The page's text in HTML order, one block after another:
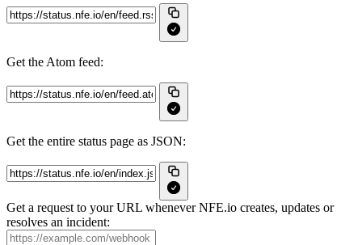
Get the Atom feed:
Get the entire status page as JSON:
Get a request to your URL whenever NFE.io creates, updates or
resolves an incident: